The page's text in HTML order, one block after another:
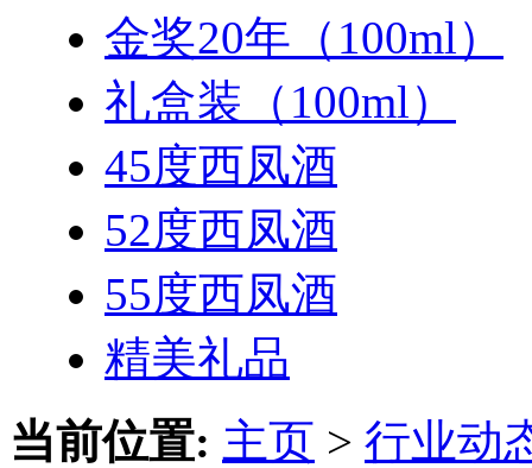
金奖20年（100ml）
礼盒装（100ml）
45度西凤酒
52度西凤酒
55度西凤酒
精美礼品
当前位置: 主页 > 行业动